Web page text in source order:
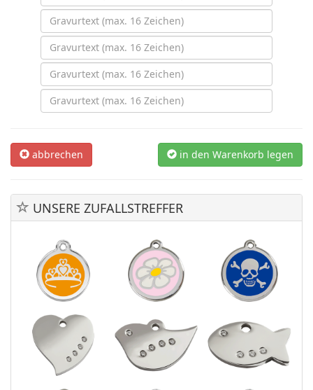
abbrechen in den Warenkorb legen
UNSERE ZUFALLSTREFFER